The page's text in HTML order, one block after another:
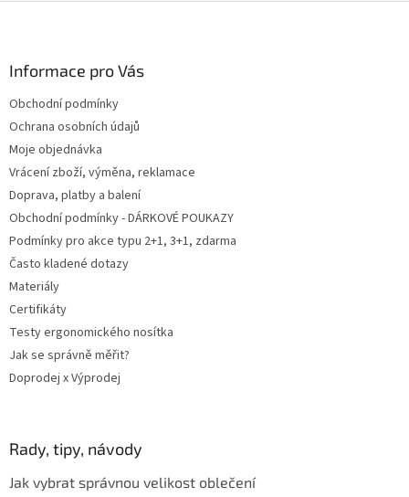
Informace pro Vás
Obchodní podmínky
Ochrana osobních údajů
Moje objednávka
Vrácení zboží, výměna, reklamace
Doprava, platby a balení
Obchodní podmínky - DÁRKOVÉ POUKAZY
Podmínky pro akce typu 2+1, 3+1, zdarma
Často kladené dotazy
Materiály
Certifikáty
Testy ergonomického nosítka
Jak se správně měřit?
Doprodej x Výprodej
Rady, tipy, návody
Jak vybrat správnou velikost oblečení